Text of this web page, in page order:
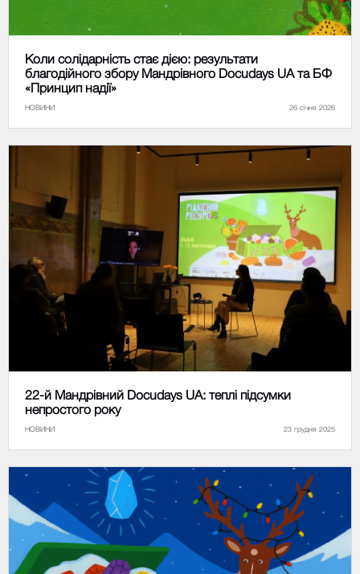
Коли солідарність стає дією: результати
благодійного збору Мандрівного Docudays UA та БФ
«Принцип надії»
НОВИНИ 26 січня 2026
22-й Мандрівний Docudays UA: теплі підсумки
непростого року
НОВИНИ 23 грудня 2025